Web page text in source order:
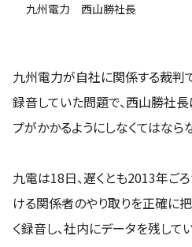
九州電力 西山勝社長
九州電力が自社に関係する裁判
録音していた問題で、西山勝社長
プがかかるようにしなくてはなら
九電は18日、遅くとも2013年ご
ける関係者のやり取りを正確に
く録音し、社内にデータを残して